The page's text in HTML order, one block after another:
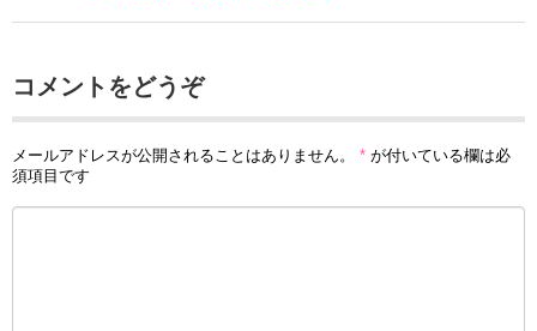
コメントをどうぞ
メールアドレスが公開されることはありません。 * が付いている欄は必
須項目です